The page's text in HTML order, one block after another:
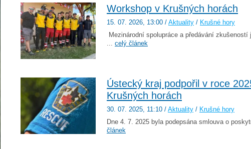
Workshop v Krušných horách
15. 07. 2026, 13:00 / Aktuality / Krušné hory
Mezinárodní spolupráce a předávání
... celý článek
Ústecký kraj podpořil v roce
Krušných horách
30. 07. 2025, 11:10 / Aktuality / Krušné hory
Dne 4. 7. 2025 byla podepsána smlouva o
článek